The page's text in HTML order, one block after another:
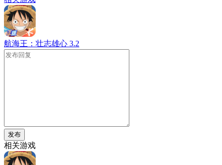
航海王：壮志雄心 3.2
发布
相关游戏